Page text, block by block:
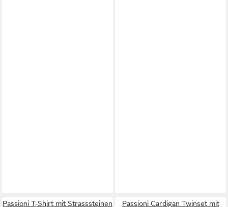
Passioni T-Shirt mit Strasssteinen
Passioni Cardigan Twinset mit